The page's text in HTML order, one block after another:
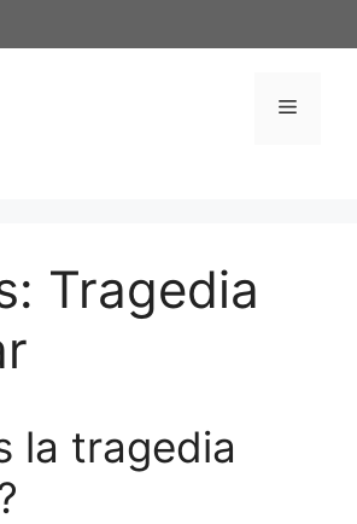
Menú
Tragedia
la tragedia